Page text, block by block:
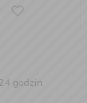
godzin